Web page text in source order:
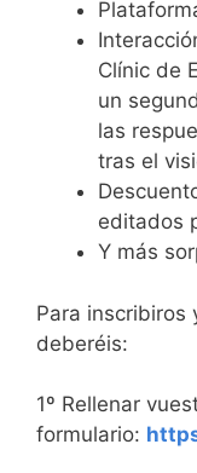
Clínic de
un
las
tras el
editados
Y más
Para inscribiros
deberéis:
1º Rellenar
formulario: